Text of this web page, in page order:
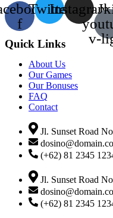
f
TwitterInstagram
v-
Quick Links
About Us
Our Games
Our Bonuses
FAQ
Contact
Jl. Sunset Road
(+62) 81 2345
Jl. Sunset Road
(+62) 81 2345